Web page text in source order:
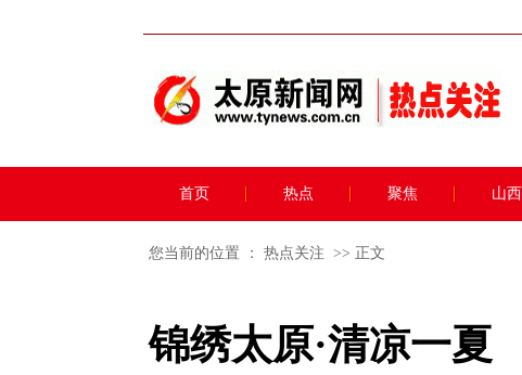
首页 热点 聚焦 山西
您当前的位置 ： 热点关注 >> 正文
锦绣太原·清凉一夏